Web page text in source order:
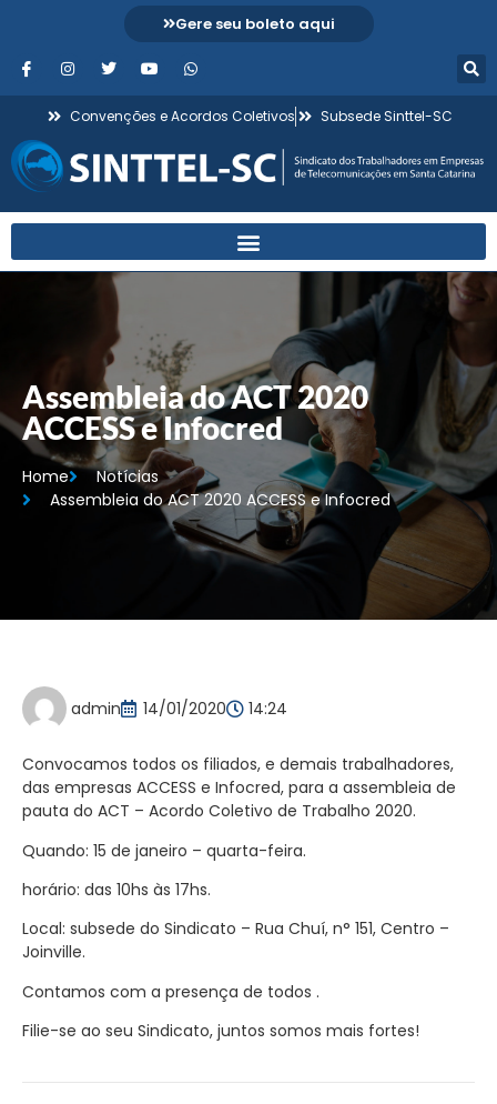
Gere seu boleto aqui
Convenções e Acordos Coletivos Subsede Sinttel-SC
Assembleia do ACT 2020
ACCESS e Infocred
Home
Notícias
Assembleia do ACT 2020 ACCESS e Infocred
admin 14/01/2020 14:24
Convocamos todos os filiados, e demais trabalhadores,
das empresas ACCESS e Infocred, para a assembleia de
pauta do ACT – Acordo Coletivo de Trabalho 2020.
Quando: 15 de janeiro – quarta-feira.
horário: das 10hs às 17hs.
Local: subsede do Sindicato – Rua Chuí, n° 151, Centro –
Joinville.
Contamos com a presença de todos .
Filie-se ao seu Sindicato, juntos somos mais fortes!